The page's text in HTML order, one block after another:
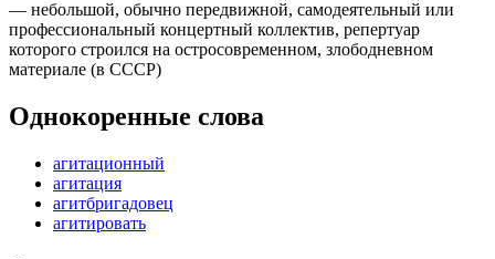
— небольшой, обычно передвижной, самодеятельный или
профессиональный концертный коллектив, репертуар
которого строился на остросовременном, злободневном
материале (в СССР)
Однокоренные слова
агитационный
агитация
агитбригадовец
агитировать